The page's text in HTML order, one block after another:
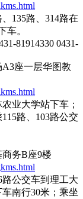
135路、314路在
车。
81914330 0431-
座一层华图教
业大学站下车；
路、103路公交
务B座9楼
路公交车到理工大
南行30米；乘坐